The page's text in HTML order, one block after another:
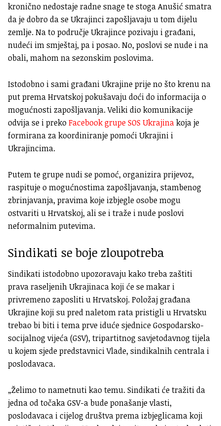
kronično nedostaje radne snage te stoga Anušić smatra
da je dobro da se Ukrajinci zapošljavaju u tom dijelu
zemlje. Na to područje Ukrajince pozivaju i građani,
nudeći im smještaj, pa i posao. No, poslovi se nude i na
obali, mahom na sezonskim poslovima.
Istodobno i sami građani Ukrajine prije no što krenu na
put prema Hrvatskoj pokušavaju doći do informacija o
mogućnosti zapošljavanja. Veliki dio komunikacije
odvija se i prekoFacebook grupe SOS Ukrajinakoja je
formirana za koordiniranje pomoći Ukrajini i
Ukrajincima.
Putem te grupe nudi se pomoć, organizira prijevoz,
raspituje o mogućnostima zapošljavanja, stambenog
zbrinjavanja, pravima koje izbjegle osobe mogu
ostvariti u Hrvatskoj, ali se i traže i nude poslovi
neformalnim putevima.
Sindikati se boje zloupotreba
Sindikati istodobno upozoravaju kako treba zaštiti
prava raseljenih Ukrajinaca koji će se makar i
privremeno zaposliti u Hrvatskoj. Položaj građana
Ukrajine koji su pred naletom rata pristigli u Hrvatsku
trebao bi biti i tema prve iduće sjednice Gospodarsko-
socijalnog vijeća (GSV), tripartitnog savjetodavnog tijela
u kojem sjede predstavnici Vlade, sindikalnih centrala i
poslodavaca.
„Želimo to nametnuti kao temu. Sindikati će tražiti da
jedna od točaka GSV-a bude ponašanje vlasti,
poslodavaca i cijelog društva prema izbjeglicama koji